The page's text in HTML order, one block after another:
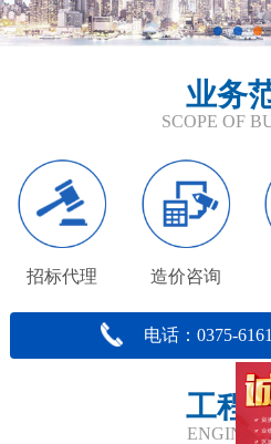
业务
SCOPE OF
招标代理 造价咨询
电话：0375-
工程